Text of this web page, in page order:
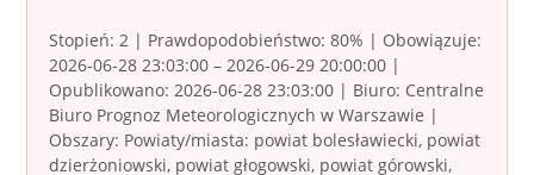
Stopień: 2 | Prawdopodobieństwo: 80% | Obowiązuje:
2026-06-28 23:03:00 – 2026-06-29 20:00:00 |
Opublikowano: 2026-06-28 23:03:00 | Biuro: Centralne
Biuro Prognoz Meteorologicznych w Warszawie |
Obszary: Powiaty/miasta: powiat bolesławiecki, powiat
dzierżoniowski, powiat głogowski, powiat górowski,